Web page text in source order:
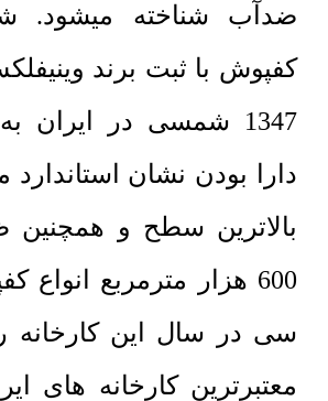
ضدآب شناخته میشود.
کفپوش با ثبت برند
1347 شمسی در ایران
دارا بودن نشان استاندارد
بالاترین سطح و همچنین
600 هزار مترمربع
سی در سال این کارخانه
معتبرترین کارخانه های